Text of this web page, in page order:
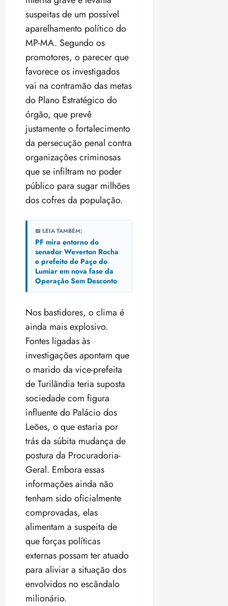
suspeitas de um possível
aparelhamento político do
MP-MA. Segundo os
promotores, o parecer que
favorece os investigados
vai na contramão das metas
do Plano Estratégico do
órgão, que prevê
justamente o fortalecimento
da persecução penal contra
organizações criminosas
que se infiltram no poder
público para sugar milhões
dos cofres da população.
📖 LEIA TAMBÉM:
PF mira entorno do
senador Weverton Rocha
e prefeito de Paço do
Lumiar em nova fase da
Operação Sem Desconto
Nos bastidores, o clima é
ainda mais explosivo.
Fontes ligadas às
investigações apontam que
o marido da vice-prefeita
de Turilândia teria suposta
sociedade com figura
influente do Palácio dos
Leões, o que estaria por
trás da súbita mudança de
postura da Procuradoria-
Geral. Embora essas
informações ainda não
tenham sido oficialmente
comprovadas, elas
alimentam a suspeita de
que forças políticas
externas possam ter atuado
para aliviar a situação dos
envolvidos no escândalo
milionário.